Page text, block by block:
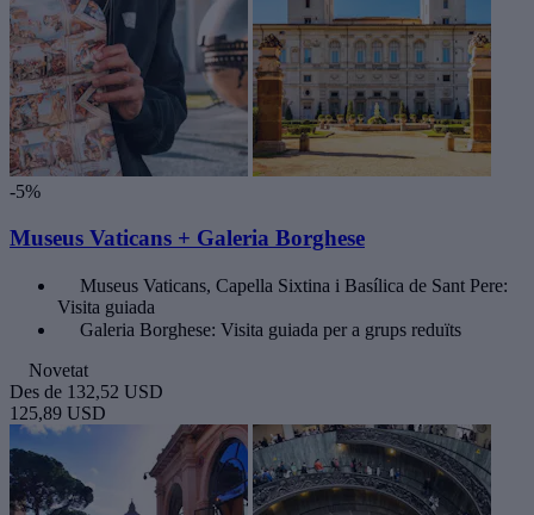
-5%
Museus Vaticans + Galeria Borghese
Museus Vaticans, Capella Sixtina i Basílica de Sant Pere:
Visita guiada
Galeria Borghese: Visita guiada per a grups reduïts
Novetat
Des de 132,52 USD
125,89 USD